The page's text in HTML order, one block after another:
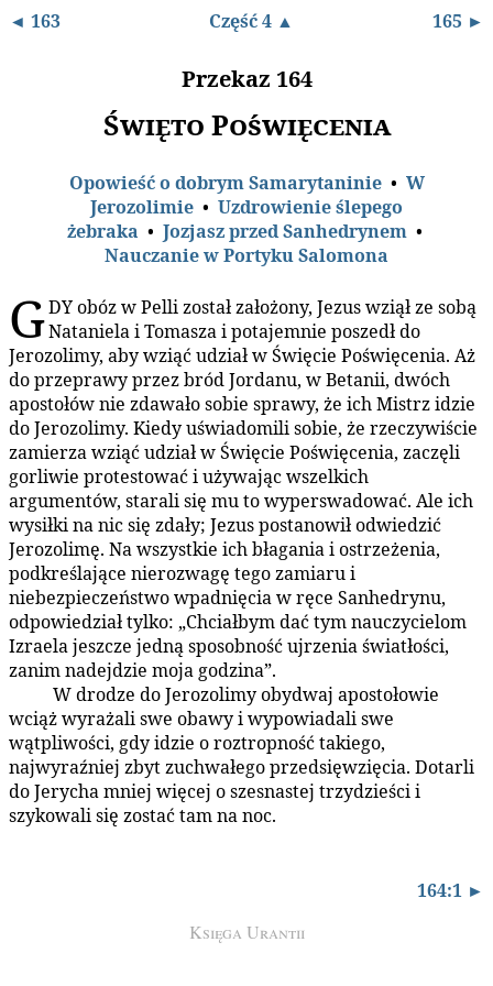
◄ 163 Część 4 ▲ 165 ►
Przekaz 164
Święto Poświęcenia
Opowieść o dobrym Samarytaninie• W
Jerozolimie • Uzdrowienie ślepego
żebraka • Jozjasz przed Sanhedrynem•
Nauczanie w Portyku Salomona
GDY obóz w Pelli został założony, Jezus wziął ze sobą
Nataniela i Tomasza i potajemnie poszedł do
Jerozolimy, aby wziąć udział w Święcie Poświęcenia. Aż
do przeprawy przez bród Jordanu, w Betanii, dwóch
apostołów nie zdawało sobie sprawy, że ich Mistrz idzie
do Jerozolimy. Kiedy uświadomili sobie, że rzeczywiście
zamierza wziąć udział w Święcie Poświęcenia, zaczęli
gorliwie protestować i używając wszelkich
argumentów, starali się mu to wyperswadować. Ale ich
wysiłki na nic się zdały; Jezus postanowił odwiedzić
Jerozolimę. Na wszystkie ich błagania i ostrzeżenia,
podkreślające nierozwagę tego zamiaru i
niebezpieczeństwo wpadnięcia w ręce Sanhedrynu,
odpowiedział tylko: „Chciałbym dać tym nauczycielom
Izraela jeszcze jedną sposobność ujrzenia światłości,
zanim nadejdzie moja godzina”.
W drodze do Jerozolimy obydwaj apostołowie
wciąż wyrażali swe obawy i wypowiadali swe
wątpliwości, gdy idzie o roztropność takiego,
najwyraźniej zbyt zuchwałego przedsięwzięcia. Dotarli
do Jerycha mniej więcej o szesnastej trzydzieści i
szykowali się zostać tam na noc.
164:1 ►
Księga Urantii